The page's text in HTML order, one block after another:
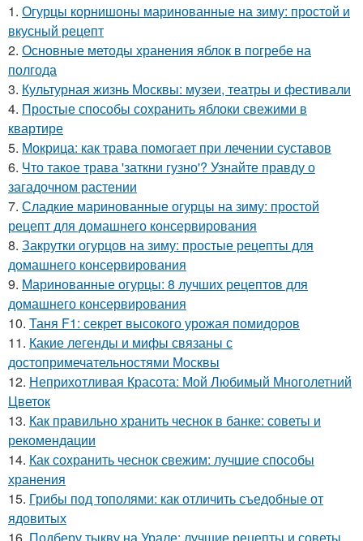
1. Огурцы корнишоны маринованные на зиму: простой и
вкусный рецепт
2. Основные методы хранения яблок в погребе на
полгода
3. Культурная жизнь Москвы: музеи, театры и фестивали
4. Простые способы сохранить яблоки свежими в
квартире
5. Мокрица: как трава помогает при лечении суставов
6. Что такое трава 'заткни гузно'? Узнайте правду о
загадочном растении
7. Сладкие маринованные огурцы на зиму: простой
рецепт для домашнего консервирования
8. Закрутки огурцов на зиму: простые рецепты для
домашнего консервирования
9. Маринованные огурцы: 8 лучших рецептов для
домашнего консервирования
10. Таня F1: секрет высокого урожая помидоров
11. Какие легенды и мифы связаны с
достопримечательностями Москвы
12. Неприхотливая Красота: Мой Любимый Многолетний
Цветок
13. Как правильно хранить чеснок в банке: советы и
рекомендации
14. Как сохранить чеснок свежим: лучшие способы
хранения
15. Грибы под тополями: как отличить съедобные от
ядовитых
16. Подберу тыкву на Урале: лучшие рецепты и советы